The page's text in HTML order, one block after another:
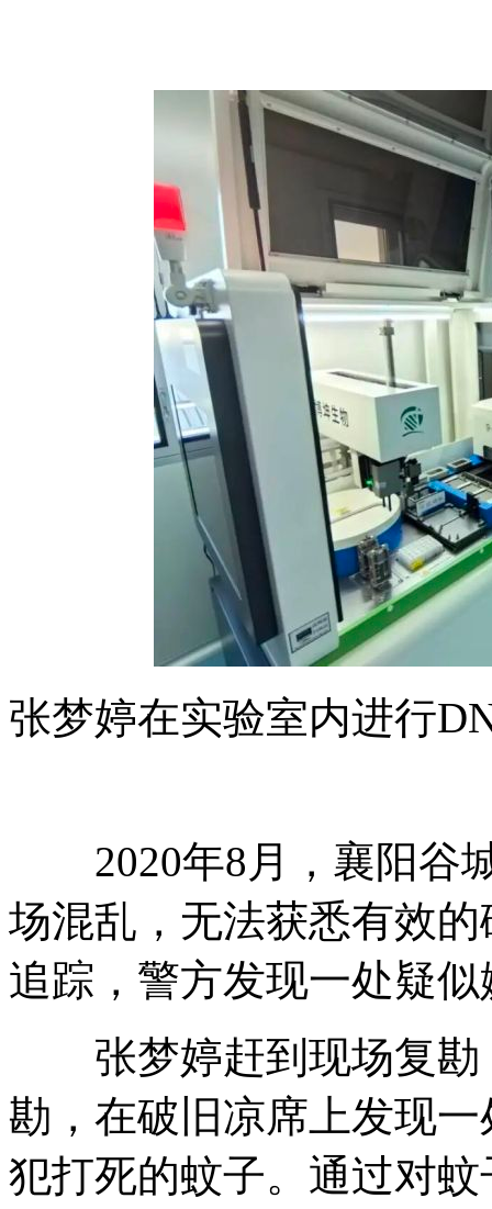
张梦婷在实验室内进行
2020年8月，襄阳谷
场混乱，无法获悉有效
追踪，警方发现一处疑
张梦婷赶到现场复勘
勘，在破旧凉席上发现
犯打死的蚊子。通过对